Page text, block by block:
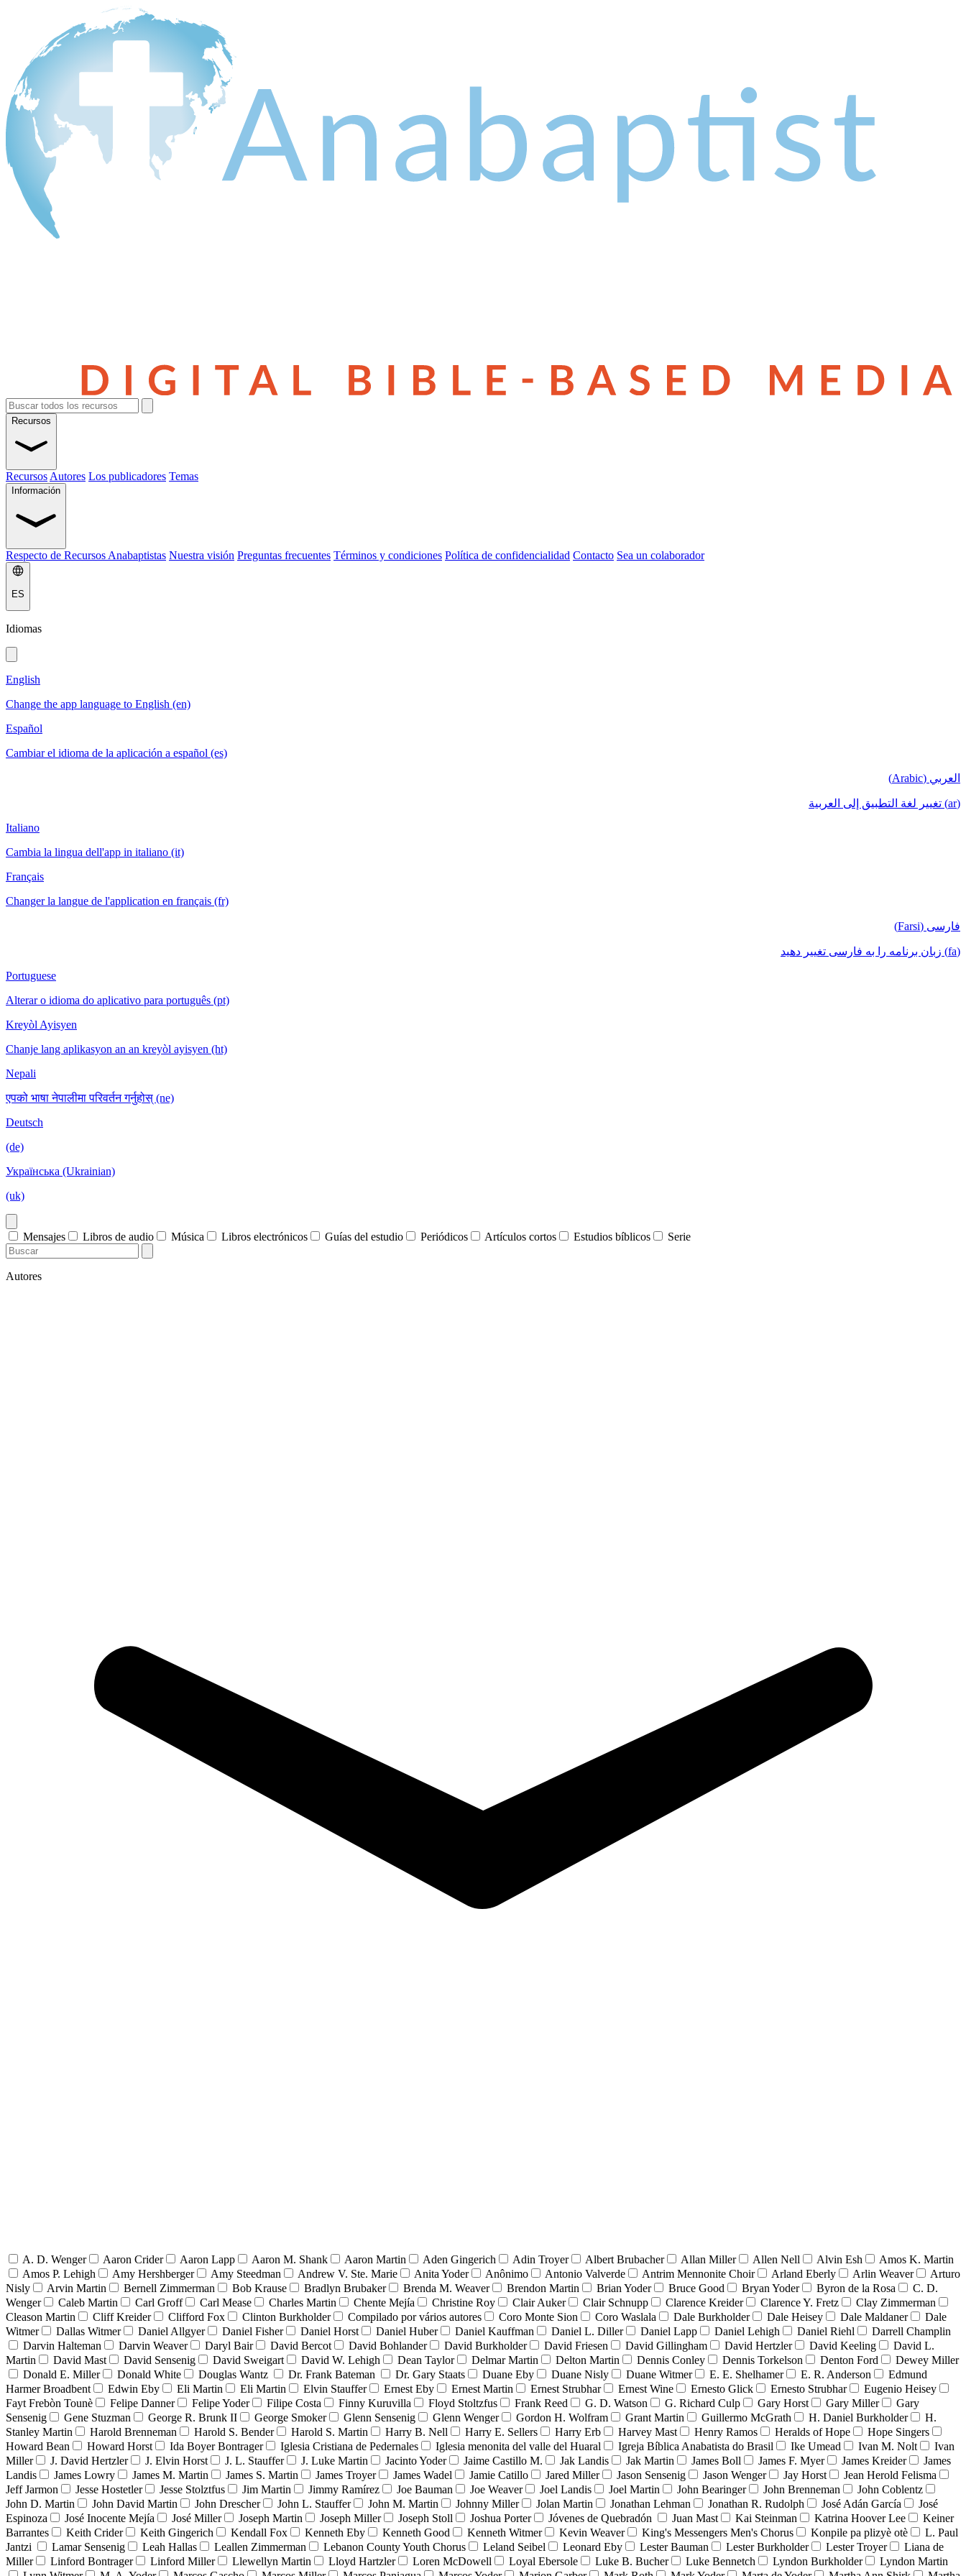
Recursos
Recursos Autores Los publicadores Temas
Información
Respecto de Recursos Anabaptistas Nuestra visión Preguntas frecuentes Términos y condiciones Política de confidencialidad Contacto Sea un colaborador
ES
Idiomas
English
Change the app language to English (en)
Español
Cambiar el idioma de la aplicación a español (es)
العربي (Arabic)
(ar) تغيير لغة التطبيق إلى العربية
Italiano
Cambia la lingua dell'app in italiano (it)
Français
Changer la langue de l'application en français (fr)
فارسی (Farsi)
(fa) زبان برنامه را به فارسی تغییر دهید
Portuguese
Alterar o idioma do aplicativo para português (pt)
Kreyòl Ayisyen
Chanje lang aplikasyon an an kreyòl ayisyen (ht)
Nepali
एपको भाषा नेपालीमा परिवर्तन गर्नुहोस् (ne)
Deutsch
(de)
Українська (Ukrainian)
(uk)
Mensajes Libros de audio Música Libros electrónicos Guías del estudio Periódicos Artículos cortos Estudios bíblicos Serie
Autores
A. D. Wenger Aaron Crider Aaron Lapp Aaron M. Shank Aaron Martin Aden Gingerich Adin Troyer Albert Brubacher Allan Miller Allen Nell Alvin Esh
Amos K. Martin
Amos P. Lehigh
Amy Hershberger Amy Steedman Andrew V. Ste. Marie Anita Yoder Anônimo Antonio Valverde Antrim Mennonite Choir Arland Eberly Arlin Weaver
Arturo
Nisly
Arvin Martin Bernell Zimmerman Bob Krause Bradlyn Brubaker Brenda M. Weaver Brendon Martin Brian Yoder Bruce Good Bryan Yoder Byron de la Rosa
C. D.
Wenger
Caleb Martin Carl Groff Carl Mease Charles Martin Chente Mejía Christine Roy Clair Auker Clair Schnupp Clarence Kreider Clarence Y. Fretz
Clay Zimmerman
Cleason Martin
Cliff Kreider Clifford Fox Clinton Burkholder Compilado por vários autores Coro Monte Sion Coro Waslala Dale Burkholder Dale Heisey Dale Maldaner
Dale
Witmer
Dallas Witmer Daniel Allgyer Daniel Fisher Daniel Horst Daniel Huber Daniel Kauffman Daniel L. Diller Daniel Lapp Daniel Lehigh Daniel Riehl
Darrell Champlin
Darvin Halteman
Darvin Weaver Daryl Bair David Bercot David Bohlander David Burkholder David Friesen David Gillingham David Hertzler David Keeling
David L.
Martin
David Mast David Sensenig David Sweigart David W. Lehigh Dean Taylor Delmar Martin Delton Martin Dennis Conley Dennis Torkelson Denton Ford
Dewey Miller
Donald E. Miller
Donald White Douglas Wantz Dr. Frank Bateman Dr. Gary Staats Duane Eby Duane Nisly Duane Witmer E. E. Shelhamer E. R. Anderson
Edmund
Harmer Broadbent
Edwin Eby Eli Martin Eli Martin Elvin Stauffer Ernest Eby Ernest Martin Ernest Strubhar Ernest Wine Ernesto Glick Ernesto Strubhar
Eugenio Heisey
Fayt Frebòn Tounè
Felipe Danner Felipe Yoder Filipe Costa Finny Kuruvilla Floyd Stoltzfus Frank Reed G. D. Watson G. Richard Culp Gary Horst Gary Miller
Gary
Sensenig
Gene Stuzman George R. Brunk II George Smoker Glenn Sensenig Glenn Wenger Gordon H. Wolfram Grant Martin Guillermo McGrath H. Daniel Burkholder
H.
Stanley Martin
Harold Brenneman Harold S. Bender Harold S. Martin Harry B. Nell Harry E. Sellers Harry Erb Harvey Mast Henry Ramos Heralds of Hope
Hope Singers
Howard Bean
Howard Horst Ida Boyer Bontrager Iglesia Cristiana de Pedernales Iglesia menonita del valle del Huaral Igreja Bíblica Anabatista do Brasil Ike Umead Ivan M. Nolt
Ivan
Miller
J. David Hertzler J. Elvin Horst J. L. Stauffer J. Luke Martin Jacinto Yoder Jaime Castillo M. Jak Landis Jak Martin James Boll James F. Myer James Kreider
James
Landis
James Lowry James M. Martin James S. Martin James Troyer James Wadel Jamie Catillo Jared Miller Jason Sensenig Jason Wenger Jay Horst
Jean Herold Felisma
Jeff Jarmon
Jesse Hostetler Jesse Stolztfus Jim Martin Jimmy Ramírez Joe Bauman Joe Weaver Joel Landis Joel Martin John Bearinger John Brenneman
John Coblentz
John D. Martin
John David Martin John Drescher John L. Stauffer John M. Martin Johnny Miller Jolan Martin Jonathan Lehman Jonathan R. Rudolph José Adán García
José
Espinoza
José Inocente Mejía José Miller Joseph Martin Joseph Miller Joseph Stoll Joshua Porter Jóvenes de Quebradón Juan Mast Kai Steinman Katrina Hoover Lee
Keiner
Barrantes
Keith Crider Keith Gingerich Kendall Fox Kenneth Eby Kenneth Good Kenneth Witmer Kevin Weaver King's Messengers Men's Chorus Konpile pa plizyè otè
L. Paul
Jantzi
Lamar Sensenig Leah Hallas Leallen Zimmerman Lebanon County Youth Chorus Leland Seibel Leonard Eby Lester Bauman Lester Burkholder Lester Troyer
Liana de
Miller
Linford Bontrager Linford Miller Llewellyn Martin Lloyd Hartzler Loren McDowell Loyal Ebersole Luke B. Bucher Luke Bennetch Lyndon Burkholder
Lyndon Martin